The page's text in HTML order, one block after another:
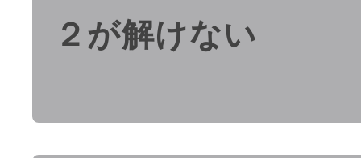
２が解けない